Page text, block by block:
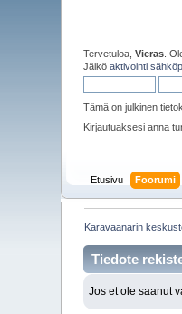
Tervetuloa,Vieras .
Jäiköaktivointi
Tämä on julkinen
Kirjautuaksesi anna
Etusivu Foorumi
Karavaanarin
Tiedote
Jos et ole saanut